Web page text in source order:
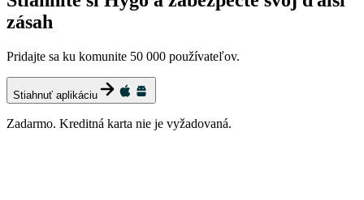
zásah
Pridajte sa ku komunite 50 000 používateľov.
Stiahnuť aplikáciu
Zadarmo. Kreditná karta nie je vyžadovaná.